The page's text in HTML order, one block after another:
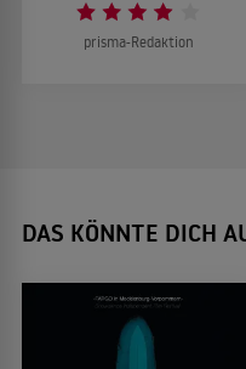
prisma-Redaktion
DAS KÖNNTE DICH